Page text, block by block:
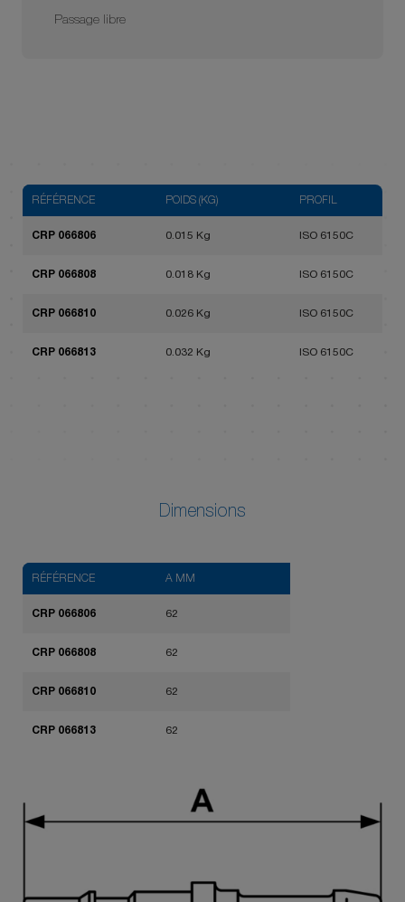
Passage libre
RÉFÉRENCE POIDS (KG) PROFIL
CRP 066806 0.015 Kg ISO 6150C
CRP 066808 0.018 Kg ISO 6150C
CRP 066810 0.026 Kg ISO 6150C
CRP 066813 0.032 Kg ISO 6150C
Dimensions
RÉFÉRENCE A MM
CRP 066806 62
CRP 066808 62
CRP 066810 62
CRP 066813 62